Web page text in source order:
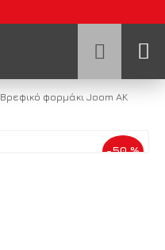
Βρεφικό φορμάκι Joom ΑΚ
-50 %